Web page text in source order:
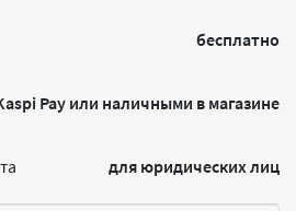
бесплатно
Pay или наличными в магазине
для юридических лиц